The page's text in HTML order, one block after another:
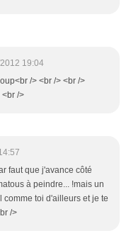
19:04
/> <br /> <br />
<br />
faut que j'avance côté
à peindre... !mais un
comme toi d'ailleurs et je te
/>